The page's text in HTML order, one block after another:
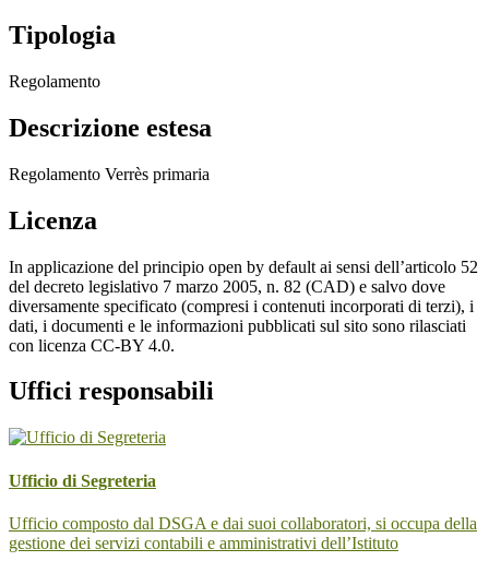
Tipologia
Regolamento
Descrizione estesa
Regolamento Verrès primaria
Licenza
In applicazione del principio open by default ai sensi dell’articolo 52
del decreto legislativo 7 marzo 2005, n. 82 (CAD) e salvo dove
diversamente specificato (compresi i contenuti incorporati di terzi), i
dati, i documenti e le informazioni pubblicati sul sito sono rilasciati
con licenza CC-BY 4.0.
Uffici responsabili
Ufficio di Segreteria
Ufficio composto dal DSGA e dai suoi collaboratori, si occupa della
gestione dei servizi contabili e amministrativi dell’Istituto